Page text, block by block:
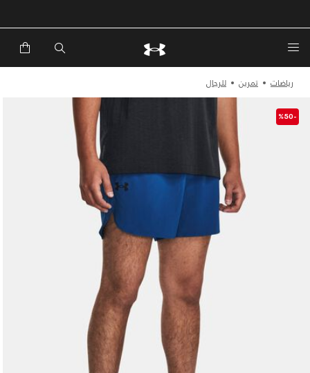
خصم إضافي 20%*. باستخدام الكود EXTRA20
رياضات تمرين للرجال
-%50